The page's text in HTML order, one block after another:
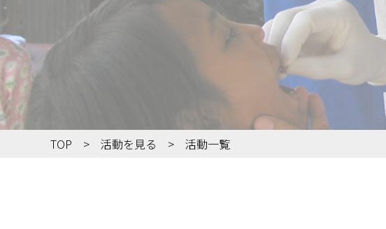
TOP 活動を見る 活動一覧